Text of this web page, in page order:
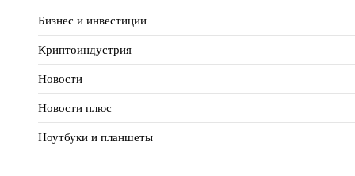
Бизнес и инвестиции
Криптоиндустрия
Новости
Новости плюс
Ноутбуки и планшеты